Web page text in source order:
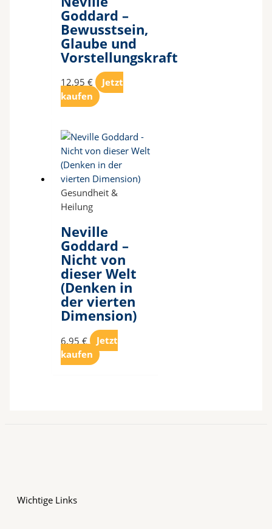
Goddard –
Bewusstsein,
Glaube und
Vorstellungskraft
12,95 €
Jetzt
kaufen
Gesundheit &
Heilung
Neville
Goddard –
Nicht von
dieser Welt
(Denken in
der vierten
Dimension)
6,95 €
Jetzt
kaufen
Wichtige Links